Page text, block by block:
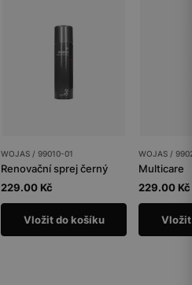
WOJAS / 99010-01
Renovační sprej černý
229.00 Kč
Vložit do košíku
WOJAS /
Multicare
229.00 Kč